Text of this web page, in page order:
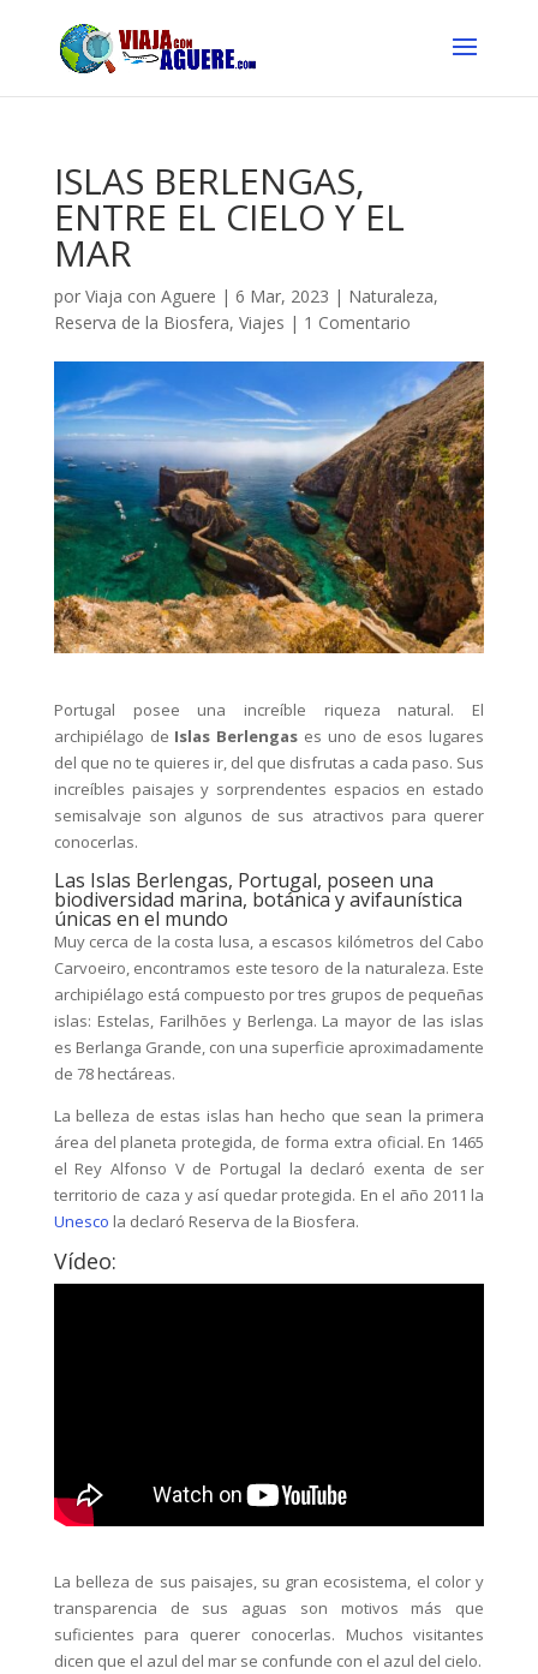
ISLAS BERLENGAS,
ENTRE EL CIELO Y EL
MAR
por Viaja con Aguere | 6 Mar, 2023 | Naturaleza,
Reserva de la Biosfera, Viajes | 1 Comentario
Portugal posee una increíble riqueza natural. El
archipiélago de Islas Berlengas es uno de esos lugares
del que no te quieres ir, del que disfrutas a cada paso. Sus
increíbles paisajes y sorprendentes espacios en estado
semisalvaje son algunos de sus atractivos para querer
conocerlas.
Las Islas Berlengas, Portugal, poseen una
biodiversidad marina, botánica y avifaunística
únicas en el mundo
Muy cerca de la costa lusa, a escasos kilómetros del Cabo
Carvoeiro, encontramos este tesoro de la naturaleza. Este
archipiélago está compuesto por tres grupos de pequeñas
islas: Estelas, Farilhões y Berlenga. La mayor de las islas
es Berlanga Grande, con una superficie aproximadamente
de 78 hectáreas.
La belleza de estas islas han hecho que sean la primera
área del planeta protegida, de forma extra oficial. En 1465
el Rey Alfonso V de Portugal la declaró exenta de ser
territorio de caza y así quedar protegida. En el año 2011 la
Unesco la declaró Reserva de la Biosfera.
Vídeo:
La belleza de sus paisajes, su gran ecosistema, el color y
transparencia de sus aguas son motivos más que
suficientes para querer conocerlas. Muchos visitantes
dicen que el azul del mar se confunde con el azul del cielo.